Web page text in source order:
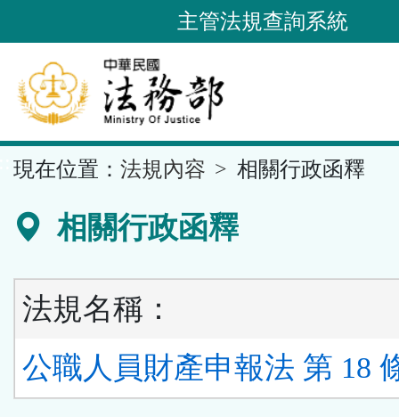
到
要
內
容
區
主管法規查詢系統
現在位置： 法規內容 相關行政函釋
相關行政函釋
法規名稱：
公職人員財產申報法 第 18